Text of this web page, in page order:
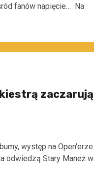
fanów napięcie… Na
zaczarują
występ na Open'erze
odwiedzą Stary Maneż w